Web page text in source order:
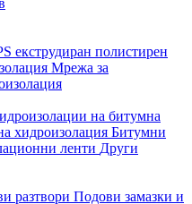
екструдиран полистирен
Мрежа за
на битумна
хидроизолация Битумни
ленти Други
разтвори Подови замазки и